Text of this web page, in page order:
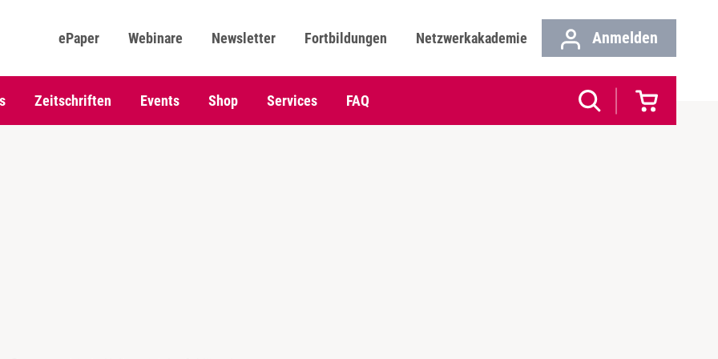
ePaper Webinare Newsletter Fortbildungen Netzwerkakademie Anmelden
Zeitschriften Events Shop Services FAQ